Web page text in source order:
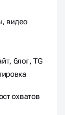
видео
блог, TG